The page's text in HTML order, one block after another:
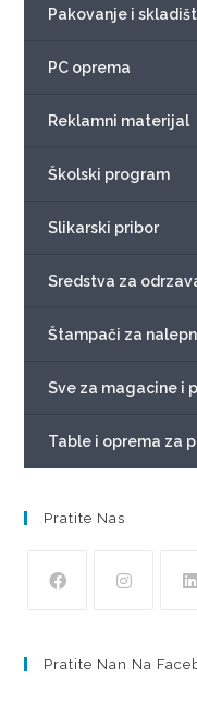
Pakovanje i
PC oprema
Reklamni materijal
Školski program
Slikarski pribor
Sredstva za
Štampači za
Sve za magacine i
Table i oprema za
Pratite Nas
Pratite Nan Na